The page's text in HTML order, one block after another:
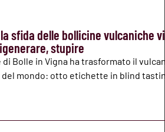
sfida delle bollicine vulcaniche
stupire
Bolle in Vigna ha trasformato il
del mondo: otto etichette in blind